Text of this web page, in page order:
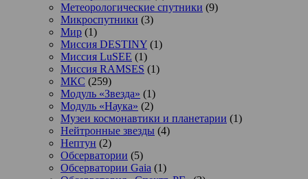
Метеорологические спутники (9)
Микроспутники (3)
Мир (1)
Миссия DESTINY (1)
Миссия LuSEE (1)
Миссия RAMSES (1)
МКС (259)
Модуль «Звезда» (1)
Модуль «Наука» (2)
Музеи космонавтики и планетарии (1)
Нейтронные звезды (4)
Нептун (2)
Обсерватории (5)
Обсерватории Gaia (1)